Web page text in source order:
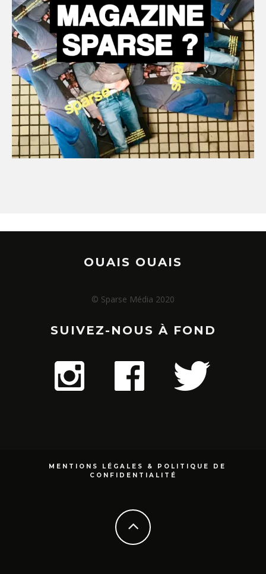
OUAIS OUAIS
© Sparse Média 2020
SUIVEZ-NOUS À FOND
MENTIONS LÉGALES & POLITIQUE DE
CONFIDENTIALITÉ